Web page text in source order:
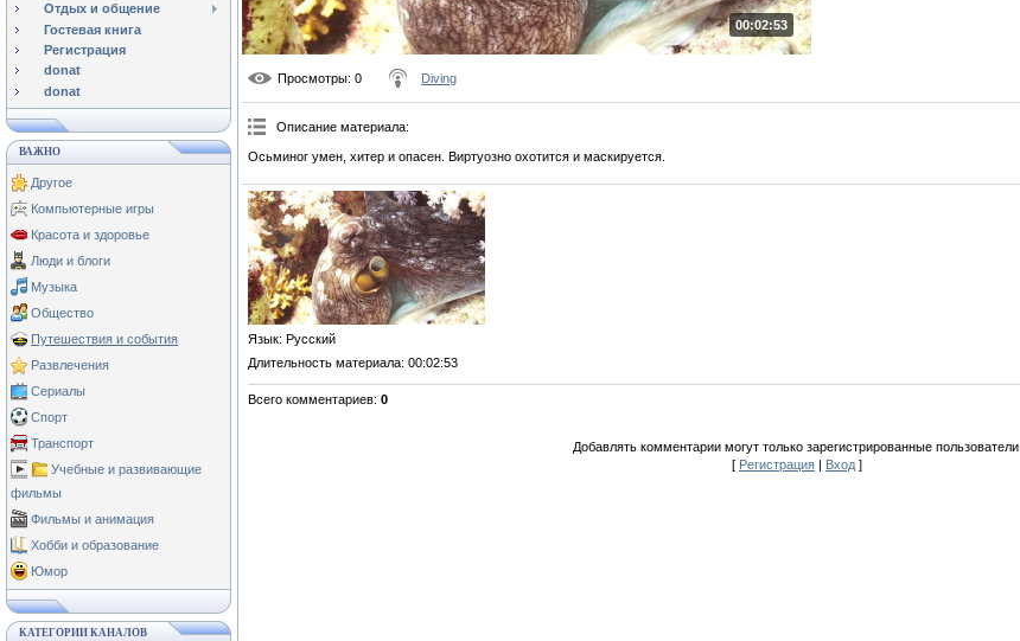
Отдых и общение
Гостевая книга
Регистрация
donat
donat
ВАЖНО
Другое
Компьютерные игры
Красота и здоровье
Люди и блоги
Музыка
Общество
Путешествия и события
Развлечения
Сериалы
Спорт
Транспорт
Учебные и развивающие
фильмы
Фильмы и анимация
Хобби и образование
Юмор
КАТЕГОРИИ КАНАЛОВ
00:02:53
Просмотры: 0 Diving
Описание материала:
Осьминог умен, хитер и опасен. Виртуозно охотится и маскируется.
Язык: Русский
Длительность материала: 00:02:53
Всего комментариев: 0
Добавлять комментарии могут только зарегистрированные пользователи.
[ Регистрация | Вход ]